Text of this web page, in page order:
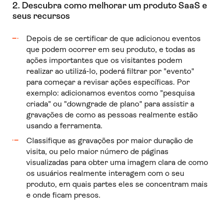
2. Descubra como melhorar um produto SaaS e
seus recursos
Depois de se certificar de que adicionou eventos
que podem ocorrer em seu produto, e todas as
ações importantes que os visitantes podem
realizar ao utilizá-lo, poderá filtrar por "evento"
para começar a revisar ações específicas. Por
exemplo: adicionamos eventos como "pesquisa
criada" ou "downgrade de plano" para assistir a
gravações de como as pessoas realmente estão
usando a ferramenta.
Classifique as gravações por maior duração de
visita, ou pelo maior número de páginas
visualizadas para obter uma imagem clara de como
os usuários realmente interagem com o seu
produto, em quais partes eles se concentram mais
e onde ficam presos.